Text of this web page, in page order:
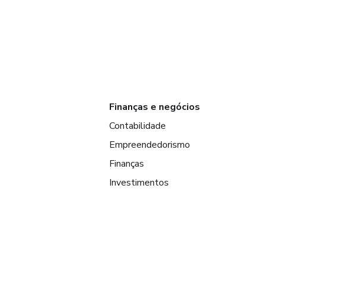
Finanças e negócios
Contabilidade
Empreendedorismo
Finanças
Investimentos